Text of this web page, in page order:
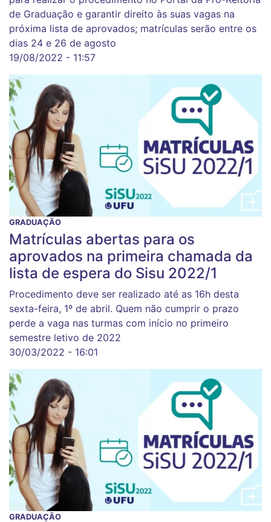
de Graduação e garantir direito às suas vagas na
próxima lista de aprovados; matrículas serão entre os
dias 24 e 26 de agosto
19/08/2022 - 11:57
GRADUAÇÃO
Matrículas abertas para os
aprovados na primeira chamada da
lista de espera do Sisu 2022/1
Procedimento deve ser realizado até as 16h desta
sexta-feira, 1º de abril. Quem não cumprir o prazo
perde a vaga nas turmas com início no primeiro
semestre letivo de 2022
30/03/2022 - 16:01
GRADUAÇÃO